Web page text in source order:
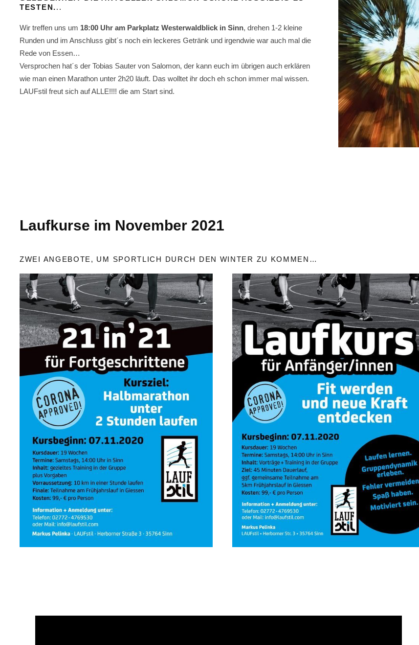
TESTEN...
Wir treffen uns um 18:00 Uhr am Parkplatz Westerwaldblick in Sinn, drehen 1-2 kleine
Runden und im Anschluss gibt´s noch ein leckeres Getränk und irgendwie war auch mal die
Rede von Essen…
Versprochen hat´s der Tobias Sauter von Salomon, der kann euch im übrigen auch erklären
wie man einen Marathon unter 2h20 läuft. Das wolltet ihr doch eh schon immer mal wissen.
LAUFstil freut sich auf ALLE!!!! die am Start sind.
Laufkurse im November 2021
ZWEI ANGEBOTE, UM SPORTLICH DURCH DEN WINTER ZU KOMMEN…
Lust auf
Halbmarathon
in unter 2
Stunden?
Hier ist der passende
Kurs dazu:
5 Monate Training.
Schweiss. Tränen…
Am 7.
November
startet der neue
Laufkurs für
Einsteiger/innen!!!